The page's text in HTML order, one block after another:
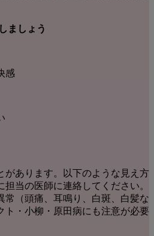
ましょう
感
があります。以下のような見え方
当の医師に連絡してください。
常（頭痛、耳鳴り、白斑、白髪な
ト・小柳・原田病にも注意が必要